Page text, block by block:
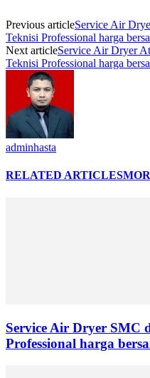
Previous articleService Air
Teknisi Professional harga
Next articleService Air Dryer
Teknisi Professional harga
adminhasta
RELATED ARTICLES
Service Air Dryer SMC
Professional harga